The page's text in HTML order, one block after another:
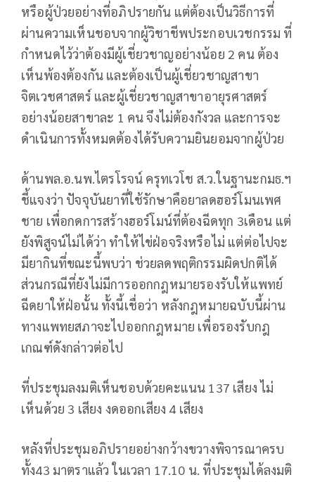
หรือผู้ป่วยอย่างที่อภิปรายกัน แต่ต้องเป็นวิธีการที่
ผ่านความเห็นชอบจากผู้วิชาชีพประกอบเวชกรรม ที่
กำหนดไว้ว่าต้องมีผู้เชี่ยวชาญอย่างน้อย 2 คน ต้อง
เห็นพ้องต้องกัน และต้องเป็นผู้เชี่ยวชาญสาขา
จิตเวชศาสตร์ และผู้เชี่ยวชาญสาขาอายุรศาสตร์
อย่างน้อยสาขาละ 1 คน จึงไม่ต้องกังวล และการจะ
ดำเนินการทั้งหมดต้องได้รับความยินยอมจากผู้ป่วย
ด้านพล.อ.นพ.ไตรโรจน์ ครุทเวโช ส.ว.ในฐานะกมธ.ฯ
ชี้แจงว่า ปัจจุบันยาที่ใช้รักษาคือยาลดฮอร์โมนเพศ
ชาย เพื่อกดการสร้างฮอร์โมน์ที่ต้องฉีดทุก 3เดือน แต่
ยังพิสูจน์ไม่ได้ว่า ทำให้ไข่ฝ่อจริงหรือไม่ แต่ต่อไปจะ
มียากินที่ขณะนี้พบว่า ช่วยลดพฤติกรรมผิดปกติได้
ส่วนกรณีที่ยังไม่มีการออกกฎหมายรองรับให้แพทย์
ฉีดยาให้ฝ่อนั้น ทั้งนี้เชื่อว่า หลังกฎหมายฉบับนี้ผ่าน
ทางแพทยสภาจะไปออกกฎหมาย เพื่อรองรับกฎ
เกณฑ์ดังกล่าวต่อไป
ที่ประชุมลงมติเห็นชอบด้วยคะแนน 137 เสียง ไม่
เห็นด้วย 3 เสียง งดออกเสียง 4 เสียง
หลังที่ประชุมอภิปรายอย่างกว้างขวางพิจารณาครบ
ทั้ง43 มาตราแล้ว ในเวลา 17.10 น. ที่ประชุมได้ลงมติ